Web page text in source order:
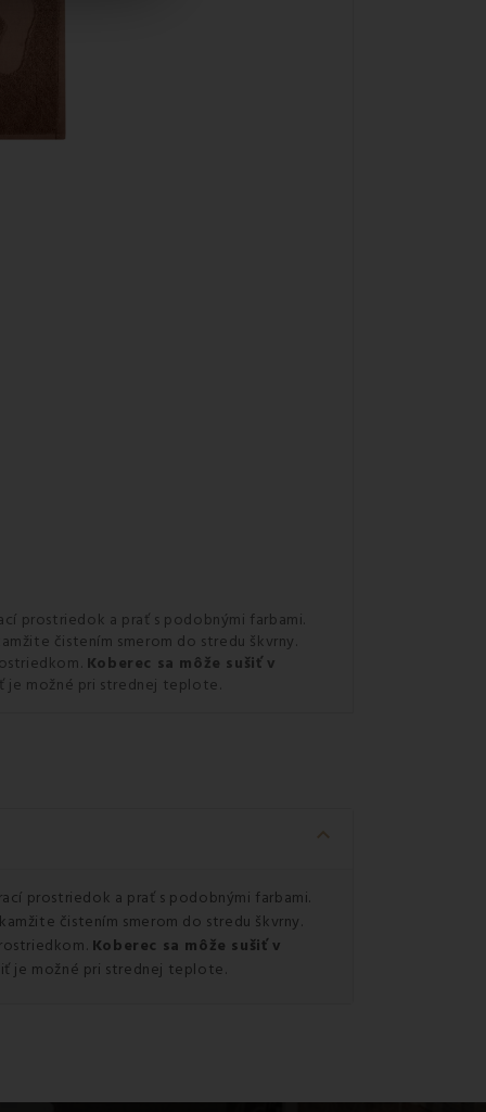
prostriedok a prať s podobnými farbami.
čistením smerom do stredu škvrny.
Koberec sa môže sušiť v
je možné pri strednej teplote.
keyboard_arrow_down
prostriedok a prať s podobnými farbami.
čistením smerom do stredu škvrny.
Koberec sa môže sušiť v
je možné pri strednej teplote.